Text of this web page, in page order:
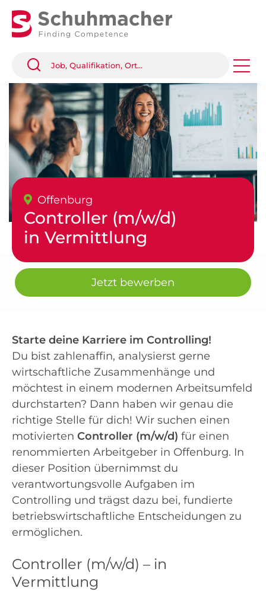
Offenburg
Controller (m/w/d)
in Vermittlung
Jetzt bewerben
Starte deine Karriere im Controlling!
Du bist zahlenaffin, analysierst gerne
wirtschaftliche Zusammenhänge und
möchtest in einem modernen Arbeitsumfeld
durchstarten? Dann haben wir genau die
richtige Stelle für dich! Wir suchen einen
motivierten Controller (m/w/d) für einen
renommierten Arbeitgeber in Offenburg. In
dieser Position übernimmst du
verantwortungsvolle Aufgaben im
Controlling und trägst dazu bei, fundierte
betriebswirtschaftliche Entscheidungen zu
ermöglichen.
Controller (m/w/d) – in
Vermittlung